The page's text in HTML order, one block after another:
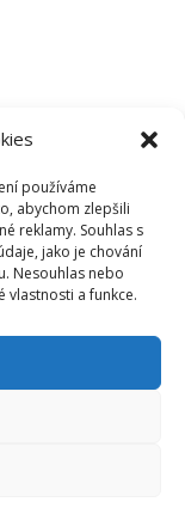
používáme
abychom zlepšili
reklamy. Souhlas s
jako je chování
Nesouhlas nebo
vlastnosti a funkce.